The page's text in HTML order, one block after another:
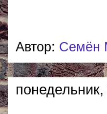
Автор: Cемён